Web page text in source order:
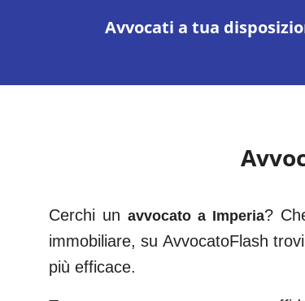
Avvocati a tua
Cerchi unavvocato a Imperia?
immobiliare, su AvvocatoFlash trovi
più efficace.